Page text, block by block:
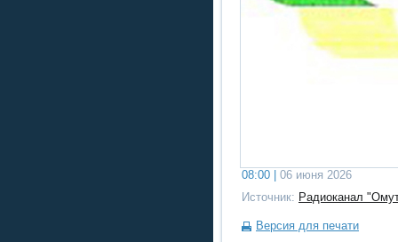
08:00 |
06 июня 2026
Источник: Радиоканал
Версия для печати